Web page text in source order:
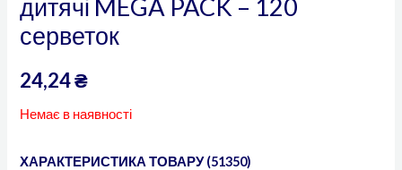
дитячі MEGA PACK – 120
серветок
24,24₴
Немає в наявності
ХАРАКТЕРИСТИКА ТОВАРУ (51350)